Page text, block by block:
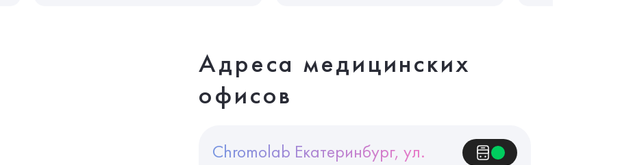
Адреса медицинских
офисов
Chromolab Екатеринбург, ул.